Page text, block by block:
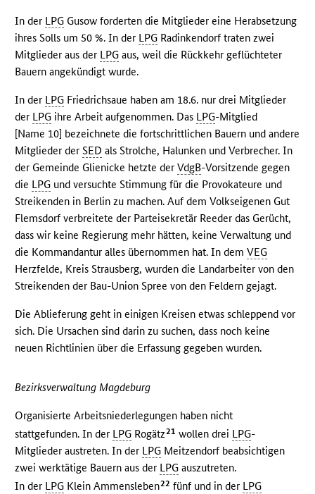
In der LPG Gusow forderten die Mitglieder eine Herabsetzung
ihres Solls um 50 %. In der LPG Radinkendorf traten zwei
Mitglieder aus der LPG aus, weil die Rückkehr geflüchteter
Bauern angekündigt wurde.
In der LPG Friedrichsaue haben am 18.6. nur drei Mitglieder
der LPG ihre Arbeit aufgenommen. Das LPG-Mitglied
[Name 10] bezeichnete die fortschrittlichen Bauern und andere
Mitglieder derSED als Strolche, Halunken und Verbrecher. In
der Gemeinde Glienicke hetzte derVdgB-Vorsitzende gegen
die LPG und versuchte Stimmung für die Provokateure und
Streikenden in Berlin zu machen. Auf dem Volkseigenen Gut
Flemsdorf verbreitete der Parteisekretär Reeder das Gerücht,
dass wir keine Regierung mehr hätten, keine Verwaltung und
die Kommandantur alles übernommen hat. In demVEG
Herzfelde, Kreis Strausberg, wurden die Landarbeiter von den
Streikenden der Bau-Union Spree von den Feldern gejagt.
Die Ablieferung geht in einigen Kreisen etwas schleppend vor
sich. Die Ursachen sind darin zu suchen, dass noch keine
neuen Richtlinien über die Erfassung gegeben wurden.
Bezirksverwaltung Magdeburg
Organisierte Arbeitsniederlegungen haben nicht
stattgefunden. In der LPG Rogätz21 wollen drei LPG-
Mitglieder austreten. In der LPG Meitzendorf beabsichtigen
zwei werktätige Bauern aus der LPG auszutreten.
In der LPG Klein Ammensleben22 fünf und in der LPG